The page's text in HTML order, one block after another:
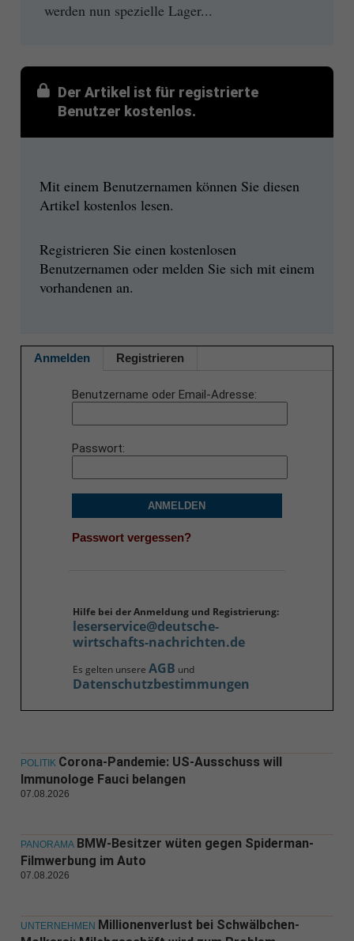
werden nun spezielle Lager...
Der Artikel ist für registrierte
Benutzer kostenlos.
Mit einem Benutzernamen können Sie diesen
Artikel kostenlos lesen.
Registrieren Sie einen kostenlosen
Benutzernamen oder melden Sie sich mit einem
vorhandenen an.
Anmelden Registrieren
Benutzername oder Email-Adresse
Passwort
ANMELDEN
Passwort vergessen?
Hilfe bei der Anmeldung und Registrierung:
leserservice@deutsche-
wirtschafts-nachrichten.de
Es gelten unsere AGB und
Datenschutzbestimmungen
POLITIK Corona-Pandemie: US-Ausschuss will
Immunologe Fauci belangen
07.08.2026
PANORAMA BMW-Besitzer wüten gegen Spiderman-
Filmwerbung im Auto
07.08.2026
UNTERNEHMEN Millionenverlust bei Schwälbchen-